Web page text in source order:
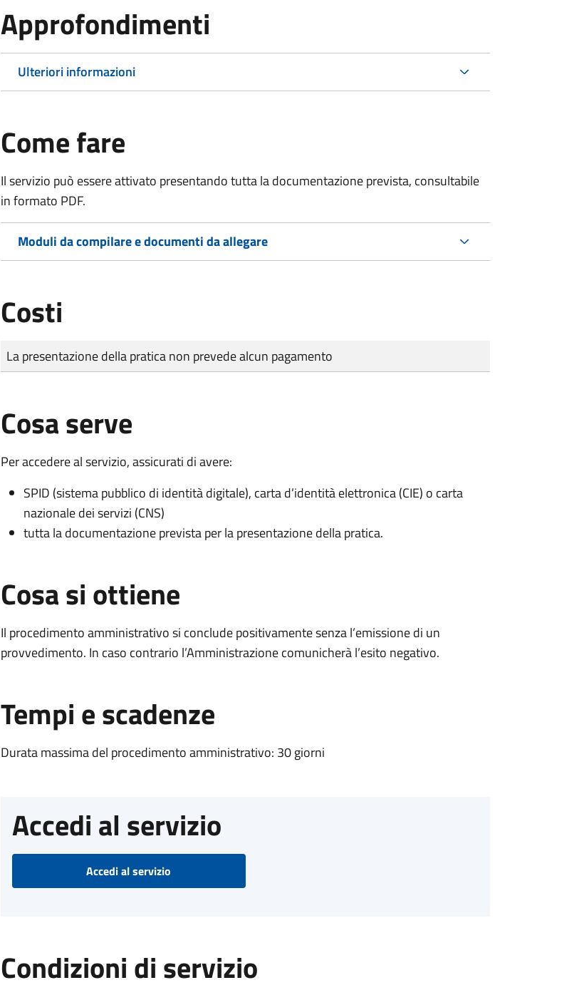
Approfondimenti
Ulteriori informazioni
Come fare
Il servizio può essere attivato presentando tutta la documentazione prevista, consultabile
in formato PDF.
Moduli da compilare e documenti da allegare
Costi
Tipo di pagamento
Importo
La presentazione della pratica non prevede alcun pagamento
Cosa serve
Per accedere al servizio, assicurati di avere:
SPID (sistema pubblico di identità digitale), carta d’identità elettronica (CIE) o carta
nazionale dei servizi (CNS)
tutta la documentazione prevista per la presentazione della pratica.
Cosa si ottiene
Il procedimento amministrativo si conclude positivamente senza l’emissione di un
provvedimento. In caso contrario l’Amministrazione comunicherà l’esito negativo.
Tempi e scadenze
Durata massima del procedimento amministrativo: 30 giorni
Accedi al servizio
Accedi al servizio
Condizioni di servizio